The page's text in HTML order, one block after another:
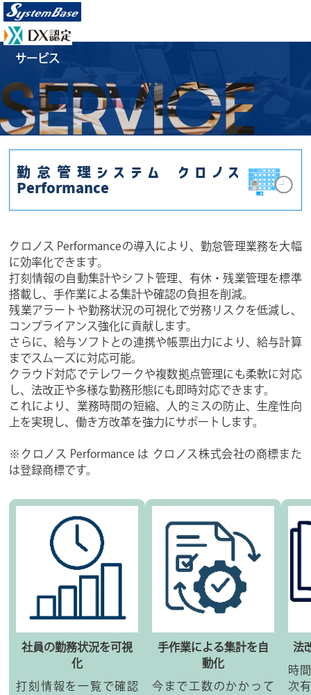
サービス
勤怠管理システム クロノス
Performance
クロノス Performanceの導入により、勤怠管理業務を大幅
に効率化できます。
打刻情報の自動集計やシフト管理、有休・残業管理を標準
搭載し、手作業による集計や確認の負担を削減。
残業アラートや勤務状況の可視化で労務リスクを低減し、
コンプライアンス強化に貢献します。
さらに、給与ソフトとの連携や帳票出力により、給与計算
までスムーズに対応可能。
クラウド対応でテレワークや複数拠点管理にも柔軟に対応
し、法改正や多様な勤務形態にも即時対応できます。
これにより、業務時間の短縮、人的ミスの防止、生産性向
上を実現し、働き方改革を強力にサポートします。
※クロノス Performance は クロノス株式会社の商標また
は登録商標です。
社員の勤務状況を可視
化
打刻情報を一覧で確認
手作業による集計を自
動化
今まで工数のかかって
法
時
次